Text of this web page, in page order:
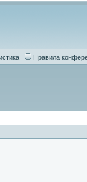
Правила